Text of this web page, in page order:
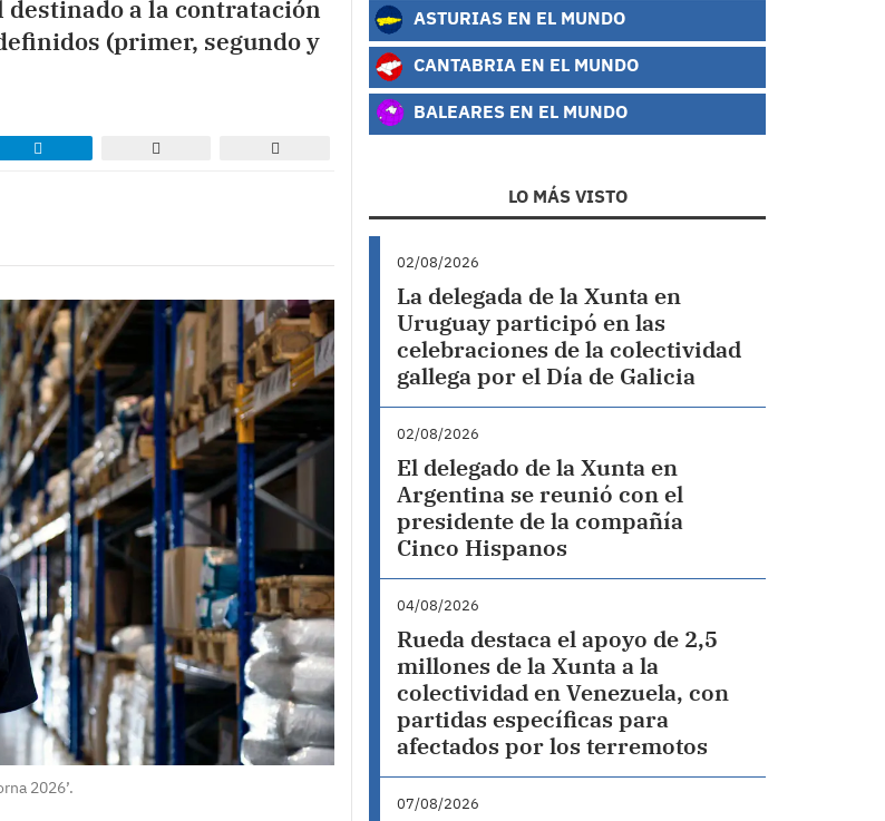
destinado a la contratación
(primer, segundo y
2026’.
ASTURIAS EN EL MUNDO
CANTABRIA EN EL MUNDO
BALEARES EN EL MUNDO
LO MÁS VISTO
02/08/2026
La delegada de la Xunta en
Uruguay participó en las
celebraciones de la colectividad
gallega por el Día de Galicia
02/08/2026
El delegado de la Xunta en
Argentina se reunió con el
presidente de la compañía
Cinco Hispanos
04/08/2026
Rueda destaca el apoyo de 2,5
millones de la Xunta a la
colectividad en Venezuela, con
partidas específicas para
afectados por los terremotos
07/08/2026